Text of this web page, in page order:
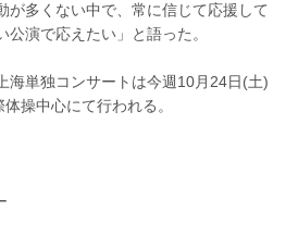
が多くない中で、常に信じて応援して
公演で応えたい」と語った。
海単独コンサートは今週10月24日(土)
操中心にて行われる。